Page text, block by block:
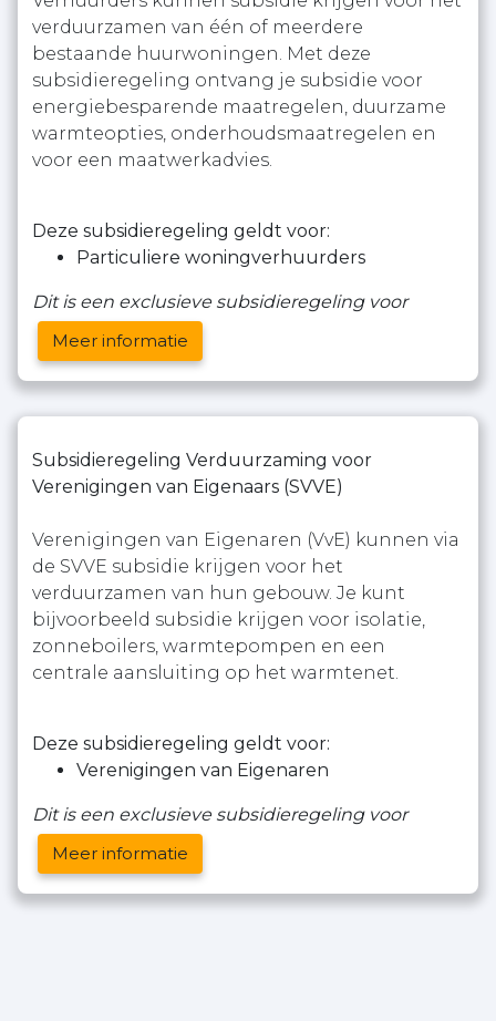
verduurzamen van één of meerdere
bestaande huurwoningen. Met deze
subsidieregeling ontvang je subsidie voor
energiebesparende maatregelen, duurzame
warmteopties, onderhoudsmaatregelen en
voor een maatwerkadvies.
Deze subsidieregeling geldt voor:
Particuliere woningverhuurders
Dit is een exclusieve subsidieregeling voor
Meer informatie
Subsidieregeling Verduurzaming voor
Verenigingen van Eigenaars (SVVE)
Verenigingen van Eigenaren (VvE) kunnen via
de SVVE subsidie krijgen voor het
verduurzamen van hun gebouw. Je kunt
bijvoorbeeld subsidie krijgen voor isolatie,
zonneboilers, warmtepompen en een
centrale aansluiting op het warmtenet.
Deze subsidieregeling geldt voor:
Verenigingen van Eigenaren
Dit is een exclusieve subsidieregeling voor
Meer informatie